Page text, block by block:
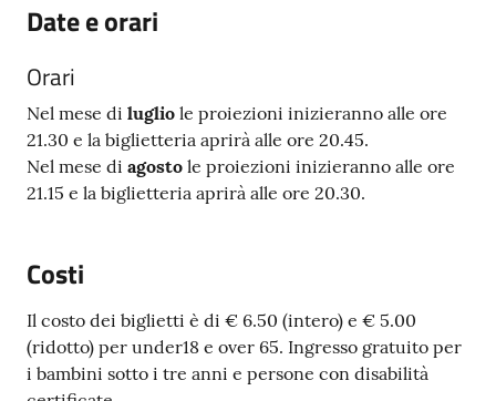
Date e orari
Orari
Nel mese di luglio le proiezioni inizieranno alle ore
21.30 e la biglietteria aprirà alle ore 20.45.
Nel mese di agosto le proiezioni inizieranno alle ore
21.15 e la biglietteria aprirà alle ore 20.30.
Costi
Il costo dei biglietti è di € 6.50 (intero) e € 5.00
(ridotto) per under18 e over 65. Ingresso gratuito per
i bambini sotto i tre anni e persone con disabilità